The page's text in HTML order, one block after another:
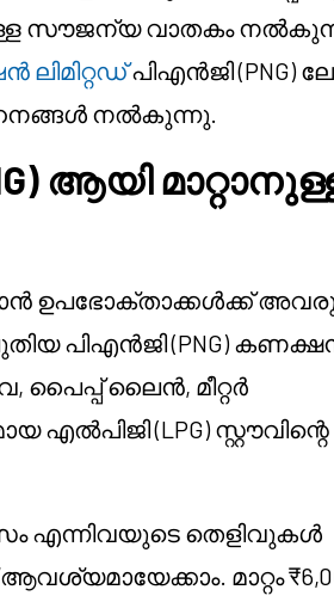
സൗജന്യ വാതകം
ലിമിറ്റഡ്പിഎൻജി (PNG)
നൽകുന്നു.
ആയി
ഉപഭോക്താക്കൾക്ക്
പിഎൻജി (PNG)
പൈപ്പ് ലൈൻ, മീറ്റർ
(LPG) സ്റ്റൗവിന്റെ
എന്നിവയുടെ തെളിവുകൾ
മാറ്റം